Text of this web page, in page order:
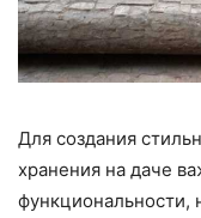
Для создания
хранения на даче
функциональности,